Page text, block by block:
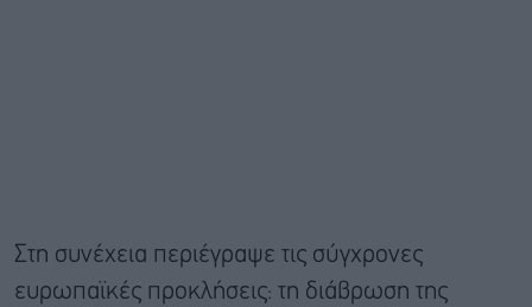
Στη συνέχεια περιέγραψε τις σύγχρονες
ευρωπαϊκές προκλήσεις: τη διάβρωση της